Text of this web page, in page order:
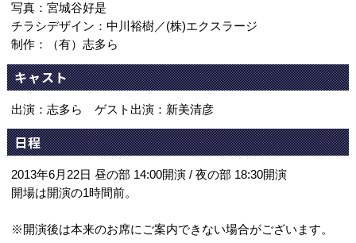
写真：宮城谷好是
チラシデザイン：中川裕樹／(株)エクスラージ
制作：（有）志多ら
キャスト
出演：志多ら ゲスト出演：新美清彦
日程
2013年6月22日 昼の部 14:00開演 / 夜の部 18:30開演
開場は開演の1時間前。
※開演後は本来のお席にご案内できない場合がございます。